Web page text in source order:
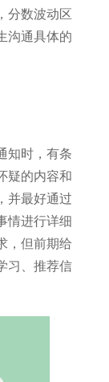
，分数波动区
沟通具体的
知时，有条
疑的内容和
并最好通过
情进行详细
，但前期给
习、推荐信